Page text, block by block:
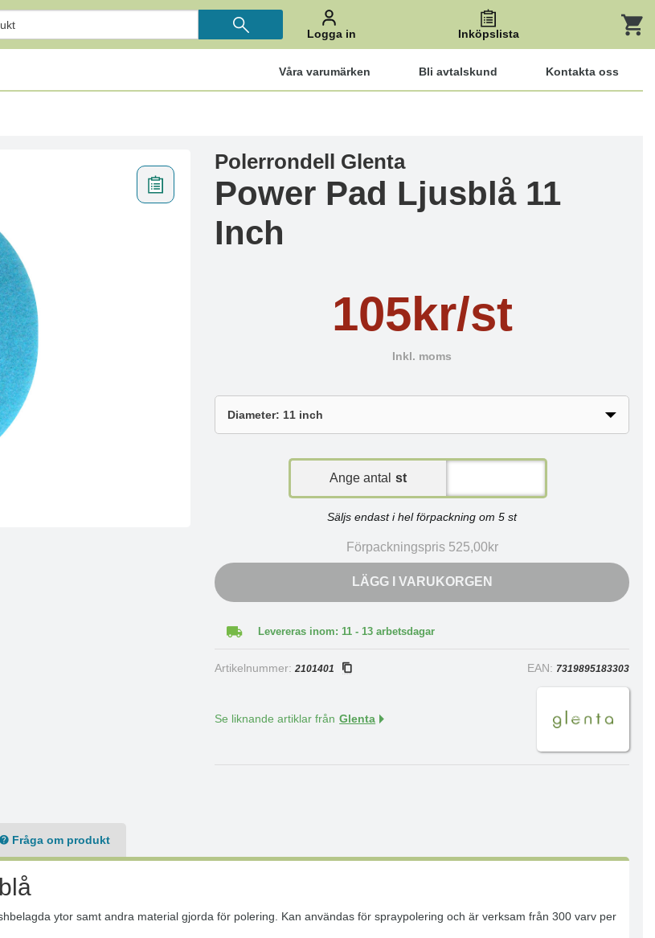
Logga in Inköpslista
Våra varumärken Bli avtalskund Kontakta oss
Polerrondell Glenta
Power Pad Ljusblå 11
Inch
105kr/st
Inkl. moms
Ange antal st
Säljs endast i hel förpackning om 5 st
Förpackningspris 525,00kr
LÄGG I VARUKORGEN
Levereras inom: 11 - 13 arbetsdagar
Artikelnummer:2101401 EAN: 7319895183303
Se liknande artiklar från Glenta
Fråga om produkt
ytor samt andra material gjorda för polering. Kan användas för spraypolering och är verksam från 300 varv per